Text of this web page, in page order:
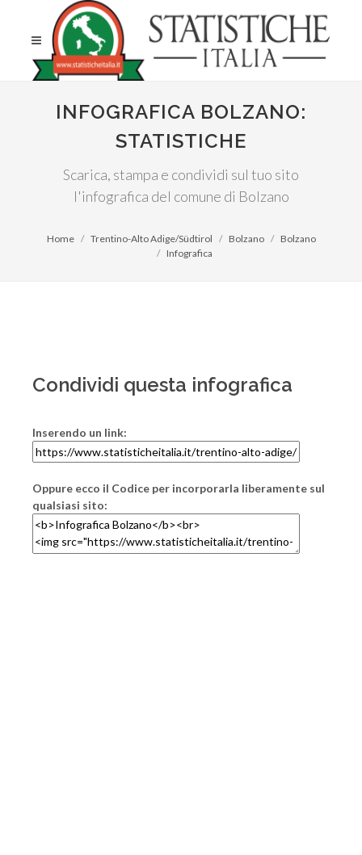
INFOGRAFICA BOLZANO:
STATISTICHE
Scarica, stampa e condividi sul tuo sito
l'infografica del comune di Bolzano
Home Trentino-Alto Adige/Südtirol Bolzano
Bolzano
Infografica
Condividi questa infografica
Inserendo un link:
Oppure ecco il Codice per incorporarla liberamente sul
qualsiasi sito: